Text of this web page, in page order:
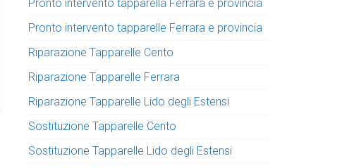
Pronto intervento tapparella Ferrara e provincia
Pronto intervento tapparelle Ferrara e provincia
Riparazione Tapparelle Cento
Riparazione Tapparelle Ferrara
Riparazione Tapparelle Lido degli Estensi
Sostituzione Tapparelle Cento
Sostituzione Tapparelle Lido degli Estensi